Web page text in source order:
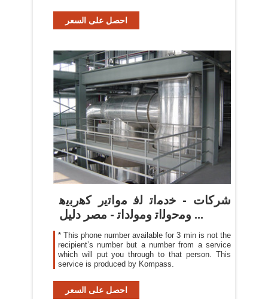
احصل على السعر
شركات - ﺧﺩﻣﺍﺗ ﻟﻓ ﻣﻭﺍﺗﻳﺭ ﻛﻫﺭﺑﻳﻫ
ﻭﻣﺣﻭﻟﺍﺗ ﻭﻣﻭﻟﺩﺍﺗ - مصر دليل ...
* This phone number available for 3 min is not the
recipient’s number but a number from a service
which will put you through to that person. This
service is produced by Kompass.
احصل على السعر